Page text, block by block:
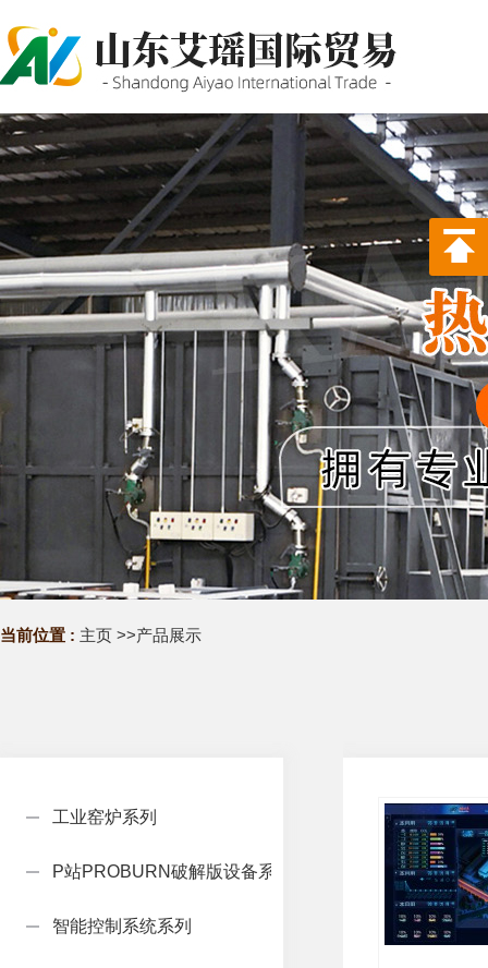
PROBURN手机网页版,P站最新
版下载,PORNHUB免登录版APP
下载
当前位置 : 主页 >>产品展示
工业窑炉系列
P站PROBURN破解版设备系列
智能控制系统系列